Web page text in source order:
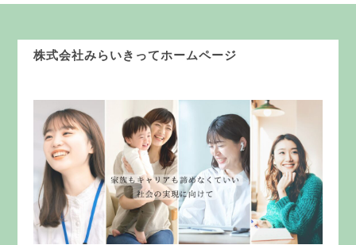
株式会社みらいきってホームページ